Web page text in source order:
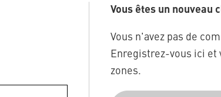
Vous êtes un nouveau
Vous n'avez pas de
Enregistrez-vous ici et
zones.